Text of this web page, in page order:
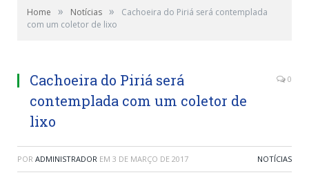
Home » Notícias »
Cachoeira do Piriá será contemplada
com um coletor de lixo
Cachoeira do Piriá será
contemplada com um coletor de
lixo
0
POR ADMINISTRADOR EM 3 DE MARÇO DE 2017 NOTÍCIAS